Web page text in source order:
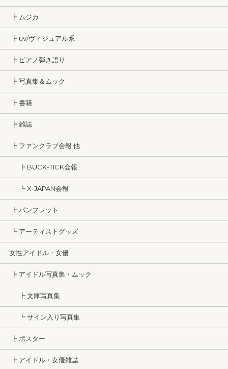
┣ ムジカ
┣ uv/ヴィジュアル系
┣ ピアノ弾き語り
┣ 写真集＆ムック
┣ 書籍
┣ 雑誌
┣ ファンクラブ会報 他
┣ BUCK-TICK会報
┗ X-JAPAN会報
┣ パンフレット
┗ アーティストグッズ
女性アイドル・女優
┣ アイドル写真集・ムック
┣ 文庫写真集
┗ サイン入り写真集
┣ ポスター
┣ アイドル・女優雑誌